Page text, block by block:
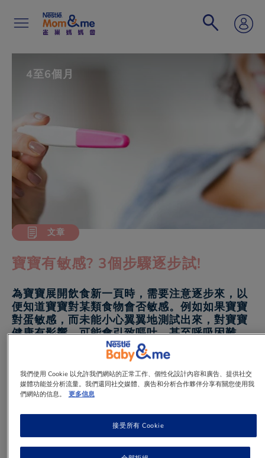
Search
4至6個月
文章
寶寶有敏感? 3個步驟逐步試!
為寶寶展開飲食新一頁時，需要注意逐步來，以
便知道寶寶對某類食物會否敏感。例如如果寶寶
對蛋敏感，而未能小心翼翼地測試出來，對寶寶
健康有影響，可能會引致嘔吐，甚至呼吸困難
1 min to read
寶寶食物敏感知多啲
我們使用 Cookie 以允許我們網站的正常工作、個性化設計內容和廣告、提供社交
媒體功能並分析流量。我們還同社交媒體、廣告和分析合作夥伴分享有關您使用我
們網站的信息。
更多信息
接受所有 Cookie